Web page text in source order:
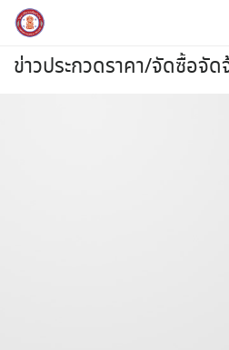
Skip
content
ข่าวประกวดราคา/จัดซื้อจัด